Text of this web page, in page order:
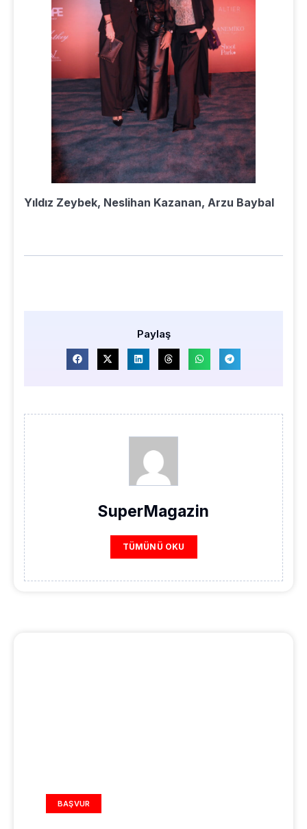
Yıldız Zeybek, Neslihan Kazanan, Arzu Baybal
Paylaş
SuperMagazin
TÜMÜNÜ OKU
BAŞVUR